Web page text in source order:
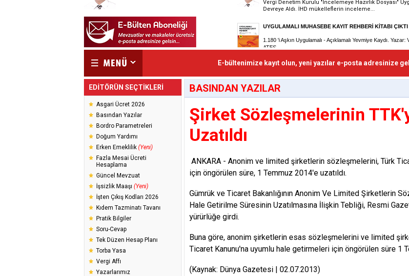
E-bültenimize kayıt olun, yeni yazılar e-posta adresinize
EDİTÖRÜN SEÇTİKLERİ
Asgari Ücret 2026
Basından Yazılar
Bordro Parametreleri
Doğum Yardımı
Erken Emeklilik (Yeni)
Fazla Mesai Ücreti
Hesaplama
Güncel Mevzuat
İşsizlik Maaşı (Yeni)
İşten Çıkış Kodları 2026
Kıdem Tazminatı Tavanı
Pratik Bilgiler
Soru-Cevap
Tek Düzen Hesap Planı
Torba Yasa
Vergi Affı
Yazarlarımız
BASINDAN YAZILAR
Şirket Sözleşmelerinin
Uzatıldı
ANKARA - Anonim ve limited şirketlerin sözleşmelerini, Türk
için öngörülen süre, 1 Temmuz 2014'e uzatıldı.
Gümrük ve Ticaret Bakanlığının Anonim Ve Limited Şirketlerin
Hale Getirilme Süresinin Uzatılmasına İlişkin Tebliği, Resmi
yürürlüğe girdi.
Buna göre, anonim şirketlerin esas sözleşmelerini ve limited
Ticaret Kanunu'na uyumlu hale getirmeleri için öngörülen süre 1
(Kaynak: Dünya Gazetesi | 02.07.2013)